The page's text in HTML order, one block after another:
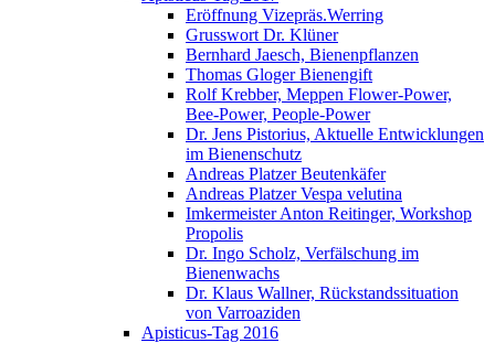
Eröffnung Vizepräs.Werring
Grusswort Dr. Klüner
Bernhard Jaesch, Bienenpflanzen
Thomas Gloger Bienengift
Rolf Krebber, Meppen Flower-Power,
Bee-Power, People-Power
Dr. Jens Pistorius, Aktuelle Entwicklungen
im Bienenschutz
Andreas Platzer Beutenkäfer
Andreas Platzer Vespa velutina
Imkermeister Anton Reitinger, Workshop
Propolis
Dr. Ingo Scholz, Verfälschung im
Bienenwachs
Dr. Klaus Wallner, Rückstandssituation
von Varroaziden
Apisticus-Tag 2016